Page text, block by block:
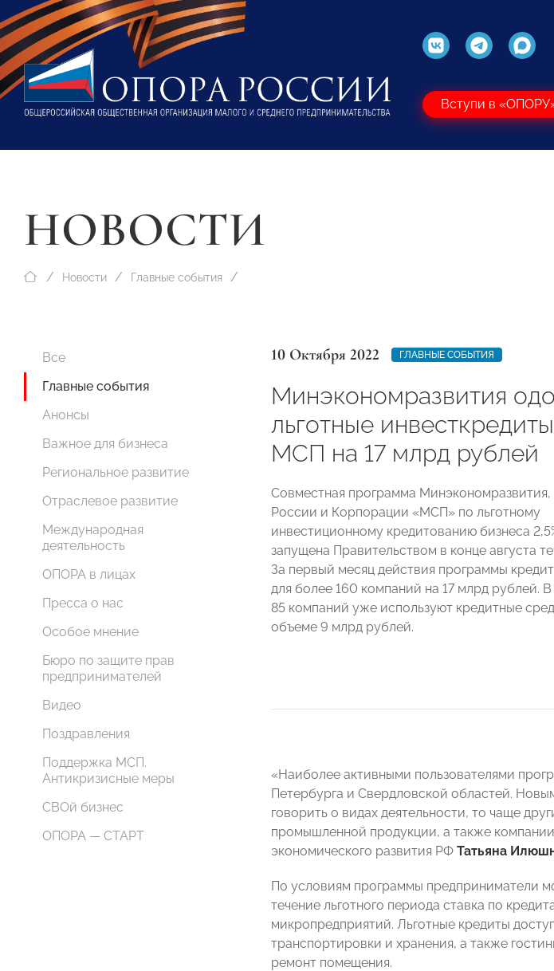
Вступи в
НОВОСТИ
Новости Главные события
Все
Главные события
Анонсы
Важное для бизнеса
Региональное развитие
Отраслевое развитие
Международная
деятельность
ОПОРА в лицах
Пресса о нас
Особое мнение
Бюро по защите прав
предпринимателей
Видео
Поздравления
Поддержка МСП.
Антикризисные меры
СВОй бизнес
ОПОРА — СТАРТ
10 Октября 2022 ГЛАВНЫЕ СОБЫТИЯ
Минэкономразвития
льготные
МСП на 17 млрд рублей
Совместная программа Минэкономразвития,
России и Корпорации «МСП» по льготному
инвестиционному кредитованию бизнеса
запущена Правительством в конце августа
За первый месяц действия программы
для более 160 компаний на 17 млрд рублей.
85 компаний уже используют кредитные
объеме 9 млрд рублей.
«Наиболее активными пользователями
Петербурга и Свердловской областей.
говорить о видах деятельности, то чаще
промышленной продукции, а также
экономического развития РФ Татьяна
По условиям программы предприниматели
течение льготного периода ставка по
микропредприятий. Льготные кредиты
транспортировки и хранения, а также
ремонт помещения.